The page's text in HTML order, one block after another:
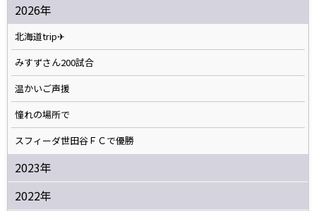
2026年
北海道trip✈
みすずさん200試合
温かいご声援
憧れの場所で
スフィーダ世田谷ＦＣで優勝
2023年
2022年